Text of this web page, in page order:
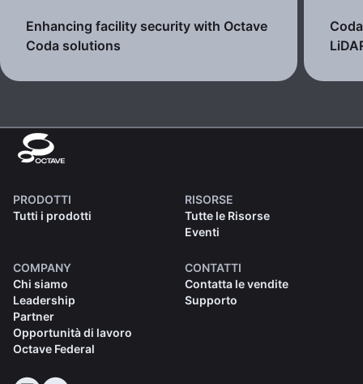
Enhancing facility security with Octave
Coda solutions
PRODOTTI
Tutti i prodotti
RISORSE
Tutte le Risorse
Eventi
COMPANY
Chi siamo
Leadership
Partner
Opportunità di lavoro
Octave Federal
CONTATTI
Contatta le vendite
Supporto